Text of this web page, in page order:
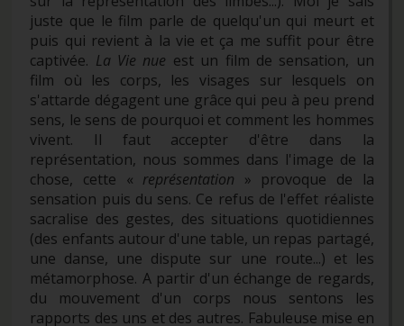
juste que le film parle de quelqu'un qui meurt et
puis qui revient à la vie et ça me suffit pour être
captivée. La Vie nue est un film de sensation, un
film où les corps, les visages sur lesquels on
s'attarde dégagent une grâce qui peu à peu prend
sens, le sens de pourquoi et comment les hommes
vivent. Il faut accepter d'être dans la
représentation, nous sommes dans l'image de la
chose, cette « représentation » provoque de la
sensation puis du sens. Ce refus de l'effet réaliste
sacralise des gestes, des situations quotidiennes
(des enfants autour d'une table, un repas partagé,
une danse, une dispute sur une route...) et les
métamorphose. A partir d'un échange de regards,
du mouvement d'un corps nous sentons les
rapports des uns et des autres. Fabuleuse mise en